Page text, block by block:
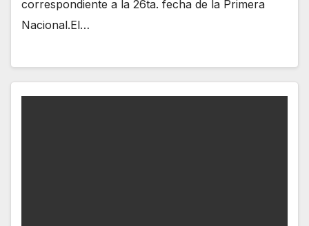
correspondiente a la 26ta. fecha de la Primera
Nacional.El…